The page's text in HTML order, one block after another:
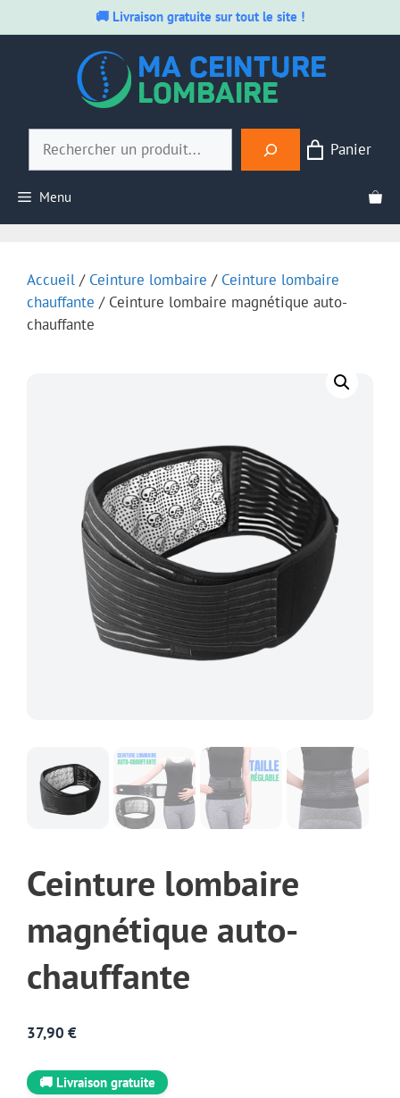
🚚 Livraison gratuite sur tout le site !
Panier
Menu
Accueil / Ceinture lombaire / Ceinture lombaire
chauffante / Ceinture lombaire magnétique auto-
chauffante
Ceinture lombaire
magnétique auto-
chauffante
37,90 €
🚚 Livraison gratuite